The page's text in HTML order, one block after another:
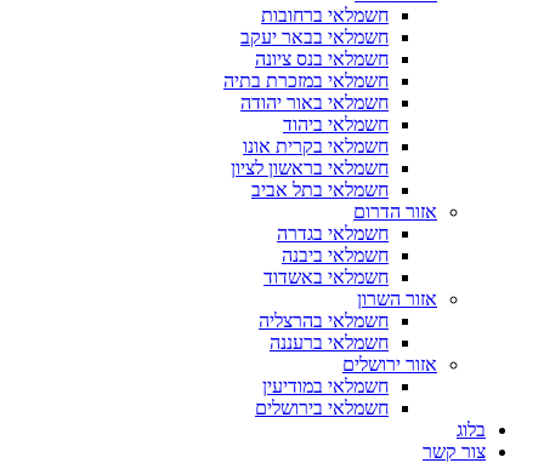
חשמלאי ברחובות
חשמלאי בבאר יעקב
חשמלאי בנס ציונה
חשמלאי במזכרת בתיה
חשמלאי באור יהודה
חשמלאי ביהוד
חשמלאי בקרית אונו
חשמלאי בראשון לציון
חשמלאי בתל אביב
אזור הדרום
חשמלאי בגדרה
חשמלאי ביבנה
חשמלאי באשדוד
אזור השרון
חשמלאי בהרצליה
חשמלאי ברעננה
אזור ירושלים
חשמלאי במודיעין
חשמלאי בירושלים
בלוג
צור קשר